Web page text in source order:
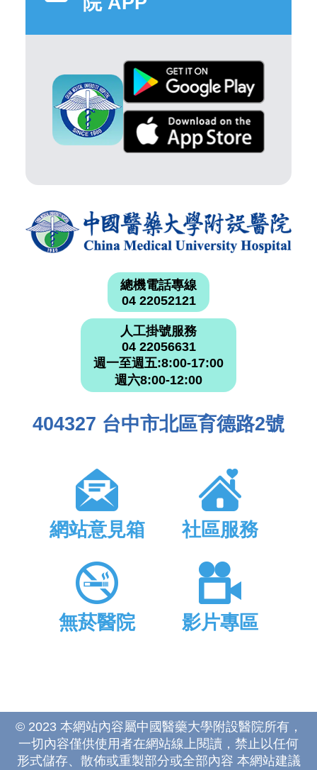
總機電話專線
04 22052121
人工掛號服務
04 22056631
週一至週五:8:00-17:00
週六8:00-12:00
404327 台中市北區育德路2號
網站意見箱 社區服務
無菸醫院 影片專區
© 2023 本網站內容屬中國醫藥大學附設醫院所有，
一切內容僅供使用者在網站線上閱讀，禁止以任何
形式儲存、散佈或重製部分或全部內容 本網站建議